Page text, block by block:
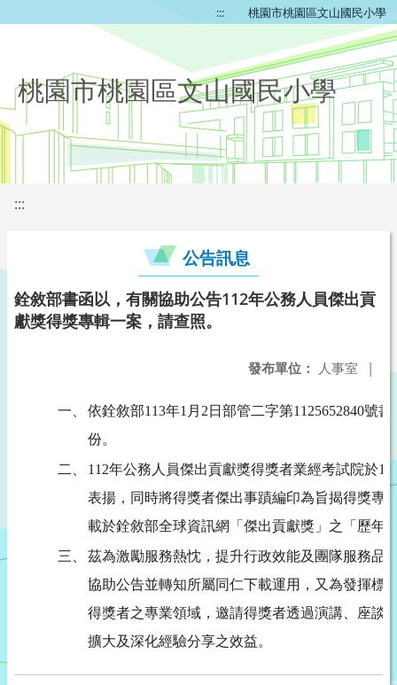
::: 桃園市桃園區文山國民小學
桃園市桃園區文山國民小學
:::
公告訊息
銓敘部書函以，有關協助公告112年公務人員傑出貢
獻獎得獎專輯一案，請查照。
發布單位： 人事室 |
一、
依銓敘部113年1月2日部管二字第1125652840號
份。
二、
112年公務人員傑出貢獻獎得獎者業經考試院於
表揚，同時將得獎者傑出事蹟編印為旨揭得獎專
載於銓敘部全球資訊網「傑出貢獻獎」之「歷年
三、
茲為激勵服務熱忱，提升行政效能及團隊服務品
協助公告並轉知所屬同仁下載運用，又為發揮標
得獎者之專業領域，邀請得獎者透過演講、座談
擴大及深化經驗分享之效益。